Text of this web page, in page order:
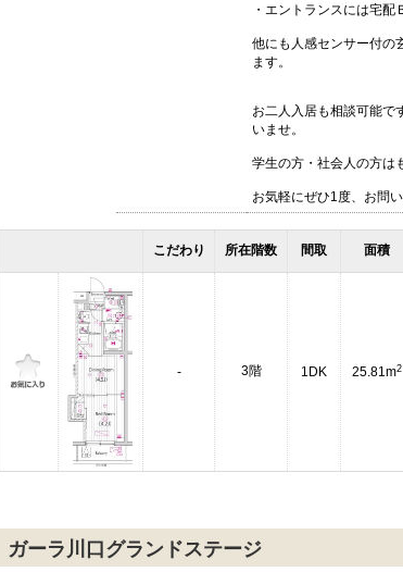
・エントランスには宅配
他にも人感センサー付の
ます。
お二人入居も相談可能で
いませ。
学生の方・社会人の方は
お気軽にぜひ1度、お問
こだわり 所在階数 間取 面積
- 3階 1DK 25.81m2
ガーラ川口グランドステージ